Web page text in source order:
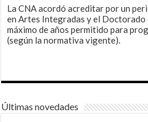
La CNA acordó acreditar por un
en Artes Integradas y el Doctorado
máximo de años permitido para
(según la normativa vigente).
Últimas novedades